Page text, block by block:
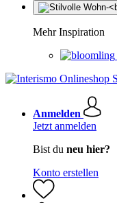
Mehr Inspiration
Anmelden
Jetzt anmelden
Bist du neu hier?
Konto erstellen